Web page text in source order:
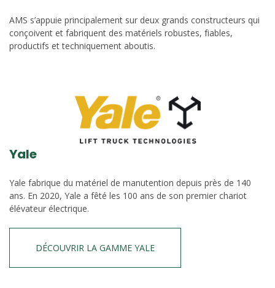
AMS s’appuie principalement sur deux grands constructeurs qui
conçoivent et fabriquent des matériels robustes, fiables,
productifs et techniquement aboutis.
Yale
Yale fabrique du matériel de manutention depuis près de 140
ans. En 2020, Yale a fêté les 100 ans de son premier chariot
élévateur électrique.
DÉCOUVRIR LA GAMME YALE